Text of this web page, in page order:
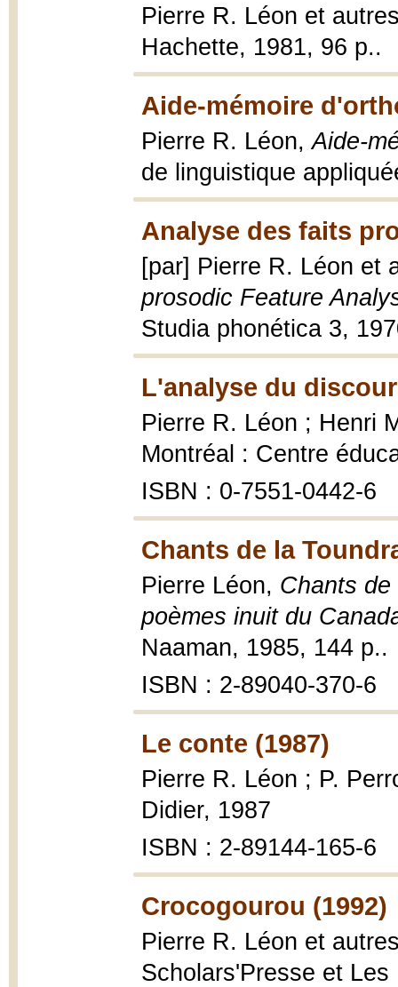
Pierre R. Léon et
Hachette, 1981, 96 p..
Aide-mémoire
Pierre R. Léon,Aide-
de linguistique
Analyse des faits
[par] Pierre R. Léon et
prosodic Feature
Studia phonética 3,
L'analyse du
Pierre R. Léon ; Henri
Montréal : Centre
ISBN : 0-7551-0442-6
Chants de la
Pierre Léon, Chants
poèmes inuit du
Naaman, 1985, 144 p..
ISBN : 2-89040-370-6
Le conte (1987)
Pierre R. Léon ; P.
Didier, 1987
ISBN : 2-89144-165-6
Crocogourou (1992)
Pierre R. Léon et
Scholars'Presse et